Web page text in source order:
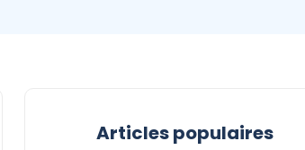
Articles populaires